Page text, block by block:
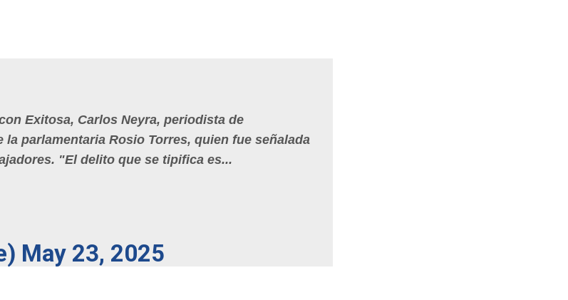
Exitosa, Carlos Neyra, periodista de
parlamentaria Rosio Torres, quien fue señalada
"El delito que se tipifica es...
May 23, 2025